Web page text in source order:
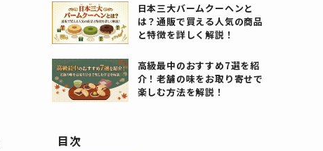
日本三大バームクーヘンと
は？通販で買える人気の商品
と特徴を詳しく解説！
高級最中のおすすめ7選を紹
介！老舗の味をお取り寄せで
楽しむ方法を解説！
目次